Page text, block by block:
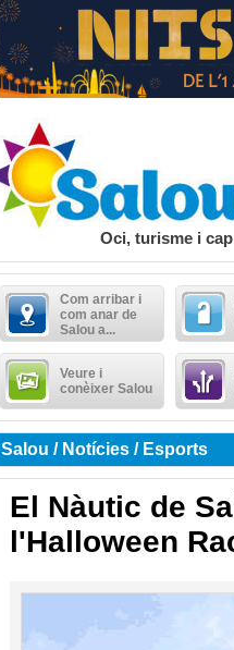
Oci, turisme i
Com arribar i
com anar de
Salou a...
Veure i
conèixer Salou
Salou / Notícies / Esports
El Nàutic de
l'Halloween